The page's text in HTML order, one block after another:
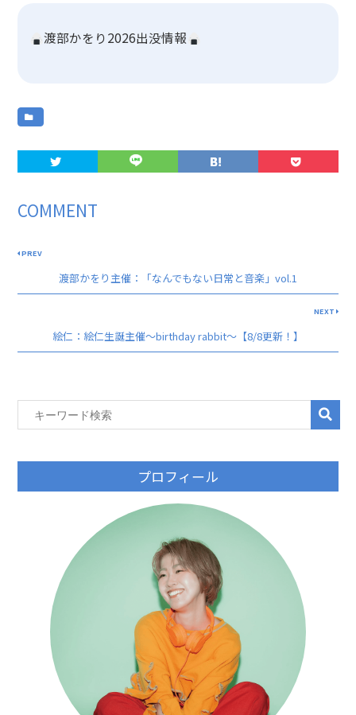
渡部かをり2026出没情報
COMMENT
PREV
渡部かをり主催：「なんでもない日常と音楽」vol.1
NEXT
絵仁：絵仁生誕主催〜birthday rabbit〜【8/8更新！】
プロフィール